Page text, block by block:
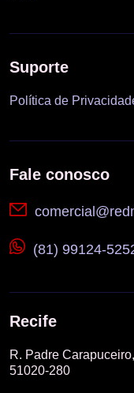
Suporte
Política de
Fale conosco
(81) 99124-
Recife
R. Padre
51020-280